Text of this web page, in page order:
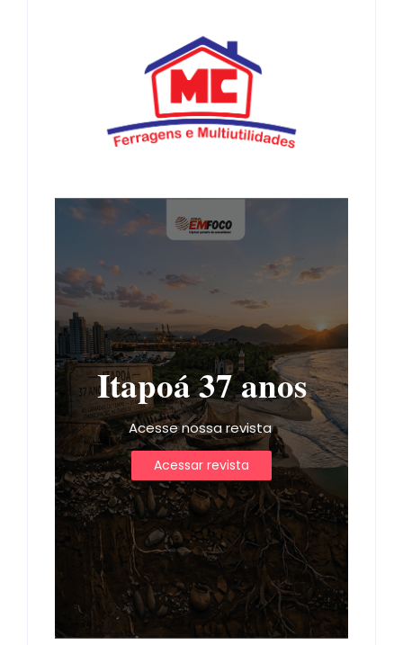
Itapoá 37 anos
Acesse nossa revista
Acessar revista